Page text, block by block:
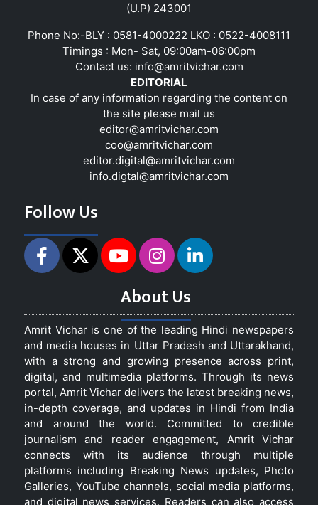
(U.P) 243001
Phone No:-BLY : 0581-4000222 LKO : 0522-4008111
Timings : Mon- Sat, 09:00am-06:00pm
Contact us: info@amritvichar.com
EDITORIAL
In case of any information regarding the content on
the site please mail us
editor@amritvichar.com
coo@amritvichar.com
editor.digital@amritvichar.com
info.digtal@amritvichar.com
Follow Us
About Us
Amrit Vichar is one of the leading Hindi newspapers
and media houses in Uttar Pradesh and Uttarakhand,
with a strong and growing presence across print,
digital, and multimedia platforms. Through its news
portal, Amrit Vichar delivers the latest breaking news,
in-depth coverage, and updates in Hindi from India
and around the world. Committed to credible
journalism and reader engagement, Amrit Vichar
connects with its audience through multiple
platforms including Breaking News updates, Photo
Galleries, YouTube channels, social media platforms,
and digital news services. Readers can also access